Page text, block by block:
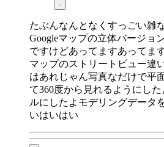
たぶんなんとなくすっごい雑
Googleマップの立体バージョ
ですけどあってますあってま
マップのストリートビュー違
はあれじゃん写真なだけで平
て360度から見れるようにし
ルにしたよモデリングデータ
いはいはい